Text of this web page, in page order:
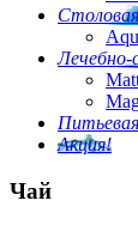
Лечебно-
Акция!
Чай